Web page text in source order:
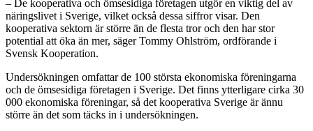
– De kooperativa och ömsesidiga företagen utgör en viktig del av
näringslivet i Sverige, vilket också dessa siffror visar. Den
kooperativa sektorn är större än de flesta tror och den har stor
potential att öka än mer, säger Tommy Ohlström, ordförande i
Svensk Kooperation.
Undersökningen omfattar de 100 största ekonomiska föreningarna
och de ömsesidiga företagen i Sverige. Det finns ytterligare cirka 30
000 ekonomiska föreningar, så det kooperativa Sverige är ännu
större än det som täcks in i undersökningen.